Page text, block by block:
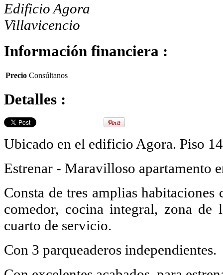
Edificio Agora
Villavicencio
Información financiera :
Precio Consúltanos
Detalles :
Ubicado en el edificio Agora. Piso
Estrenar - Maravilloso apartamento
Consta de tres amplias
comedor, cocina integral, zona de
cuarto de servicio.
Con 3 parqueaderos independientes.